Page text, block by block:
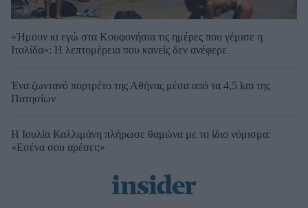
«Ήμουν κι εγώ στα Κουφονήσια τις ημέρες που γέμισε η
Ιταλίδα»: Η λεπτομέρεια που κανείς δεν ανέφερε
Ένα ζωντανό πορτρέτο της Αθήνας μέσα από τα 4,5 km της
Πατησίων
Η Ιουλία Καλλιμάνη πλήρωσε θαμώνα με το ίδιο νόμισμα:
«Εσένα σου αρέσει;»